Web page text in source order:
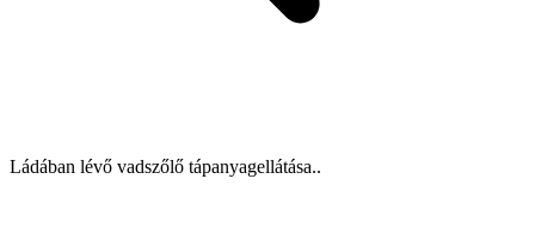
Ládában lévő vadszőlő tápanyagellátása..